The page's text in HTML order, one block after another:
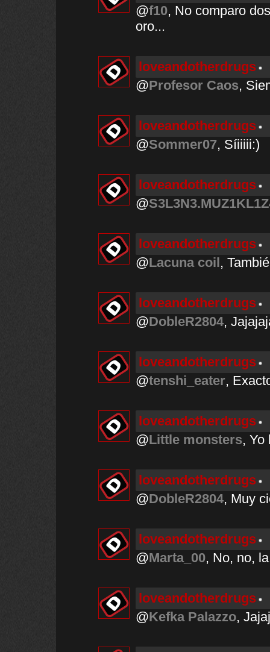
@f10, No comparo
oro...
loveandotherdrugs
@Profesor Caos,
loveandotherdrugs
@Sommer07, Síiiiii:)
loveandotherdrugs
@
loveandotherdrugs
@Lacuna coil,
loveandotherdrugs
@DobleR2804,
loveandotherdrugs
@tenshi_eater,
loveandotherdrugs
@Little monsters, Yo
loveandotherdrugs
@DobleR2804, Muy
loveandotherdrugs
@Marta_00, No, no,
loveandotherdrugs
@Kefka Palazzo,